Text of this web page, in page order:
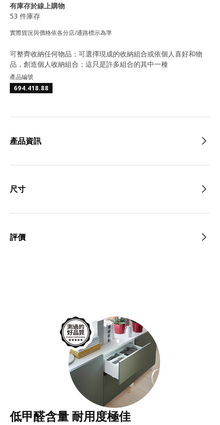
有庫存於線上購物
53 件庫存
實際貨況與價格依各分店/通路標示為準
可整齊收納任何物品；可選擇現成的收納組合或依個人喜好和物
品，創造個人收納組合；這只是許多組合的其中一種
產品編號
694.418.88
產品資訊
尺寸
評價
低甲醛含量 耐用度極佳